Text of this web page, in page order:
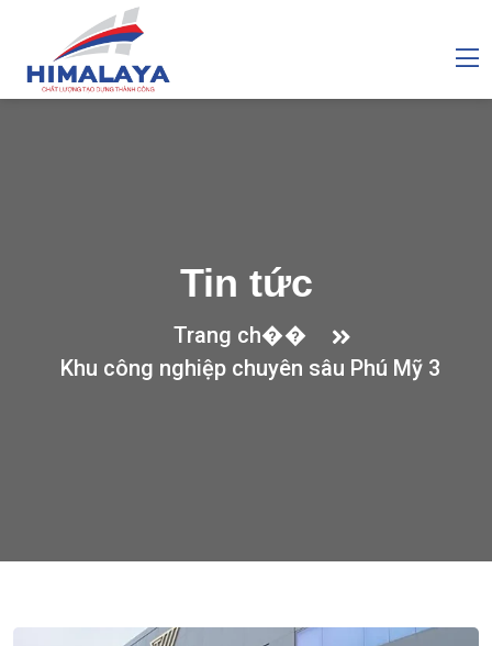
Tin tức
Trang ch��
Khu công nghiệp chuyên sâu Phú Mỹ 3